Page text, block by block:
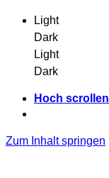
Light
Dark
Light
Dark
Hoch scrollen
Zum Inhalt springen